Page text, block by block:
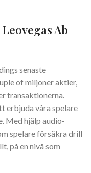
Ab
senaste
of miljoner aktier,
transaktionerna.
erbjuda våra spelare
Med hjälp audio-
spelare försäkra drill
på en nivå som